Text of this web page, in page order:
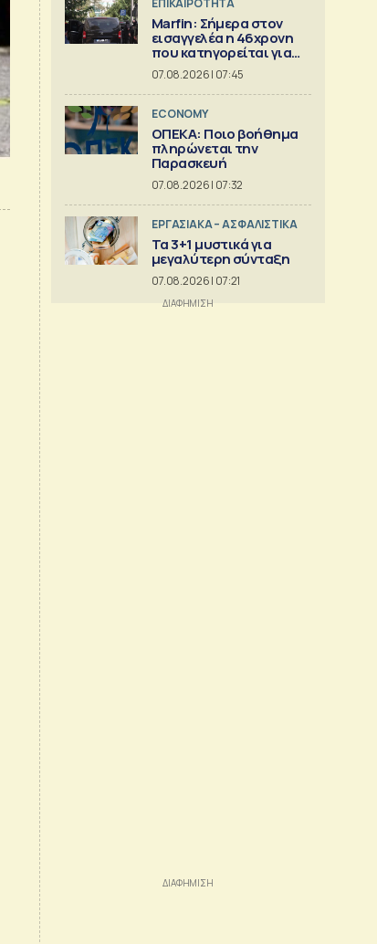
ΕΠΙΚΑΙΡΟΤΗΤΑ
Marfin: Σήμερα στον
εισαγγελέα η 46χρονη
που κατηγορείται για
την φονική επίθεση
07.08.2026 | 07:45
ECONOMY
ΟΠΕΚΑ: Ποιο βοήθημα
πληρώνεται την
Παρασκευή
07.08.2026 | 07:32
ΕΡΓΑΣΙΑΚΑ – ΑΣΦΑΛΙΣΤΙΚΑ
Τα 3+1 μυστικά για
μεγαλύτερη σύνταξη
07.08.2026 | 07:21